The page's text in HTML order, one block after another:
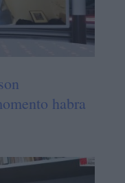
habra